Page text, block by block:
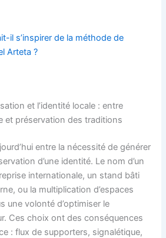
il s’inspirer de la méthode de
Arteta ?
et l’identité locale : entre
et préservation des traditions
entre la nécessité de générer
d’une identité. Le nom d’un
internationale, un stand bâti
ou la multiplication d’espaces
une volonté d’optimiser le
Ces choix ont des conséquences
: flux de supporters, signalétique,